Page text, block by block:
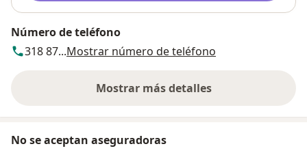
Número de teléfono
318 87...Mostrar número de teléfono
Mostrar más detalles
sobre la dirección
No se aceptan aseguradoras